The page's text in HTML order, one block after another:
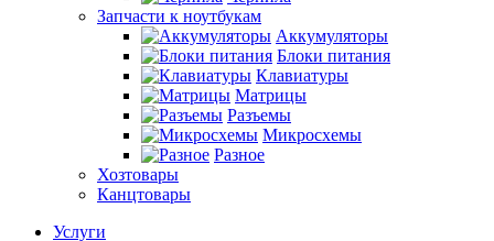
Запчасти к ноутбукам
Аккумуляторы
Блоки питания
Клавиатуры
Матрицы
Разъемы
Микросхемы
Разное
Хозтовары
Канцтовары
Услуги